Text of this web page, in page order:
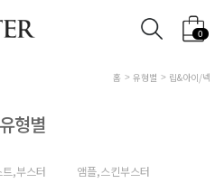
0
홈 유형별 립&아이/넥
유형별
,부스터
앰플,스킨부스터